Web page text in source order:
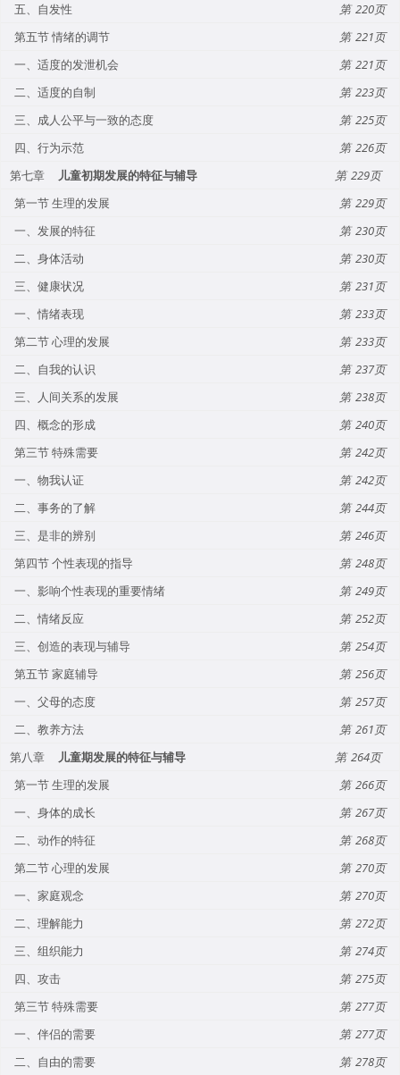
五、自发性
220
第五节 情绪的调节
221
一、适度的发泄机会
221
二、适度的自制
223
三、成人公平与一致的态度
225
四、行为示范
226
第七章
儿童初期发展的特征与辅导
229
第一节 生理的发展
229
一、发展的特征
230
二、身体活动
230
三、健康状况
231
一、情绪表现
233
第二节 心理的发展
233
二、自我的认识
237
三、人间关系的发展
238
四、概念的形成
240
第三节 特殊需要
242
一、物我认证
242
二、事务的了解
244
三、是非的辨别
246
第四节 个性表现的指导
248
一、影响个性表现的重要情绪
249
二、情绪反应
252
三、创造的表现与辅导
254
第五节 家庭辅导
256
一、父母的态度
257
二、教养方法
261
第八章
儿童期发展的特征与辅导
264
第一节 生理的发展
266
一、身体的成长
267
二、动作的特征
268
第二节 心理的发展
270
一、家庭观念
270
二、理解能力
272
三、组织能力
274
四、攻击
275
第三节 特殊需要
277
一、伴侣的需要
277
二、自由的需要
278